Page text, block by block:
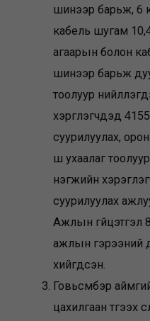
шинээр барьж, 6
кабель шугам
агаарын болон
шинээр барьж
тоолуур
хэрглэгчдэд
суурилуулах,
ш ухаалаг
нэгжийн
суурилуулах
Ажлын гүйцэтгэл
ажлын гэрээний
хийгдсэн.
Говьсүмбэр
цахилгаан түгээх